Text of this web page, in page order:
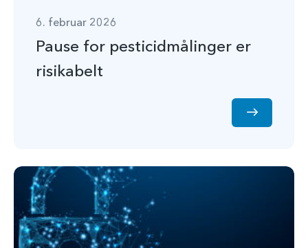
6. februar 2026
Pause for pesticidmålinger er
risikabelt